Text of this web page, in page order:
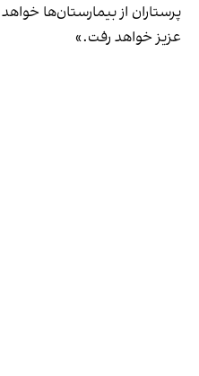
پرستاران از بیمارستان‌ها
عزیز خواهد رفت.»